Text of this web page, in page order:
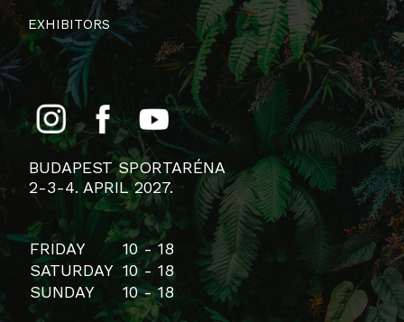
EXHIBITORS
BUDAPEST SPORTARÉNA
2-3-4. APRIL 2027.
FRIDAY
10 - 18
SATURDAY 10 - 18
SUNDAY
10 - 18